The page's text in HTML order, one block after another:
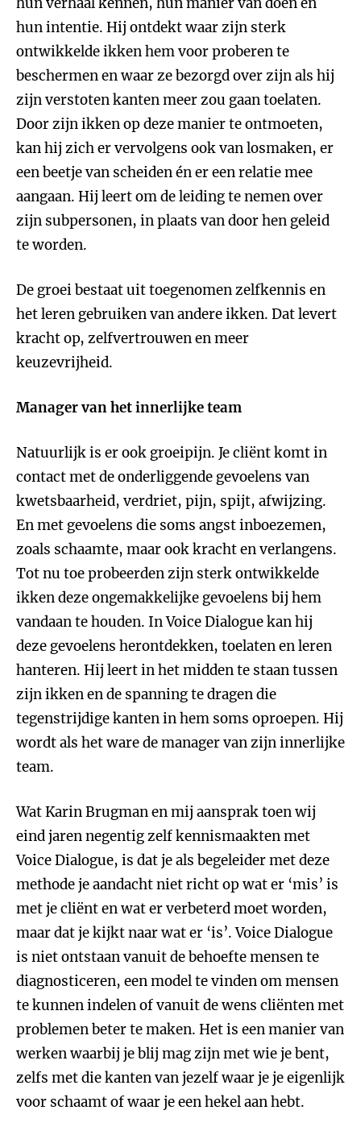
hun intentie. Hij ontdekt waar zijn sterk
ontwikkelde ikken hem voor proberen te
beschermen en waar ze bezorgd over zijn als hij
zijn verstoten kanten meer zou gaan toelaten.
Door zijn ikken op deze manier te ontmoeten,
kan hij zich er vervolgens ook van losmaken, er
een beetje van scheiden én er een relatie mee
aangaan. Hij leert om de leiding te nemen over
zijn subpersonen, in plaats van door hen geleid
te worden.
De groei bestaat uit toegenomen zelfkennis en
het leren gebruiken van andere ikken. Dat levert
kracht op, zelfvertrouwen en meer
keuzevrijheid.
Manager van het innerlijke team
Natuurlijk is er ook groeipijn. Je cliënt komt in
contact met de onderliggende gevoelens van
kwetsbaarheid, verdriet, pijn, spijt, afwijzing.
En met gevoelens die soms angst inboezemen,
zoals schaamte, maar ook kracht en verlangens.
Tot nu toe probeerden zijn sterk ontwikkelde
ikken deze ongemakkelijke gevoelens bij hem
vandaan te houden. In Voice Dialogue kan hij
deze gevoelens herontdekken, toelaten en leren
hanteren. Hij leert in het midden te staan tussen
zijn ikken en de spanning te dragen die
tegenstrijdige kanten in hem soms oproepen. Hij
wordt als het ware de manager van zijn innerlijke
team.
Wat Karin Brugman en mij aansprak toen wij
eind jaren negentig zelf kennismaakten met
Voice Dialogue, is dat je als begeleider met deze
methode je aandacht niet richt op wat er ‘mis’ is
met je cliënt en wat er verbeterd moet worden,
maar dat je kijkt naar wat er ‘is’. Voice Dialogue
is niet ontstaan vanuit de behoefte mensen te
diagnosticeren, een model te vinden om mensen
te kunnen indelen of vanuit de wens cliënten met
problemen beter te maken. Het is een manier van
werken waarbij je blij mag zijn met wie je bent,
zelfs met die kanten van jezelf waar je je eigenlijk
voor schaamt of waar je een hekel aan hebt.